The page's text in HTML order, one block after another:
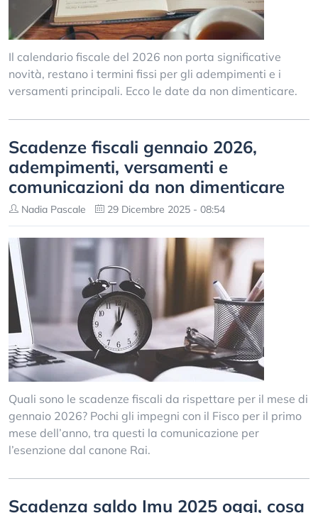
Il calendario fiscale del 2026 non porta significative
novità, restano i termini fissi per gli adempimenti e i
versamenti principali. Ecco le date da non dimenticare.
Scadenze fiscali gennaio 2026,
adempimenti, versamenti e
comunicazioni da non dimenticare
Nadia Pascale 29 Dicembre 2025 - 08:54
Quali sono le scadenze fiscali da rispettare per il mese di
gennaio 2026? Pochi gli impegni con il Fisco per il primo
mese dell’anno, tra questi la comunicazione per
l’esenzione dal canone Rai.
Scadenza saldo Imu 2025 oggi, cosa